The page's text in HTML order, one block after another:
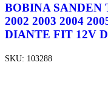
BOBINA SANDEN
2002 2003 2004
DIANTE FIT 12V
SKU: 103288